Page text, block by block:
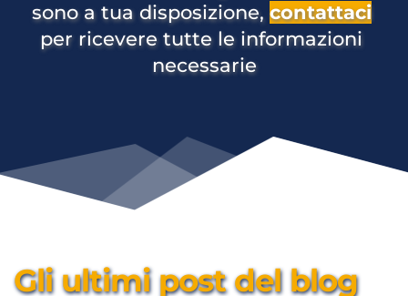
sono a tua disposizione, contattaci
per ricevere tutte le informazioni
necessarie
Gli ultimi post del blog